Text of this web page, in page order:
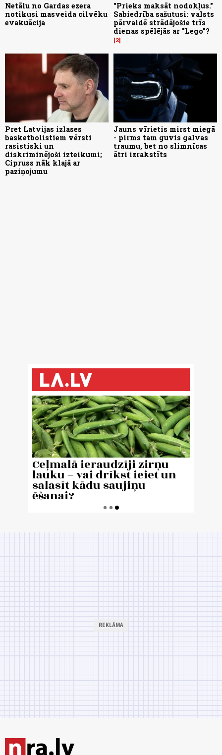
Netālu no Gardas ezera
notikusi masveida cilvēku
evakuācija
"Prieks maksāt nodokļus."
Sabiedrība sašutusi: valsts
pārvaldē strādājošie trīs
dienas spēlējās ar "Lego"?
2
Pret Latvijas izlases
basketbolistiem vērsti
rasistiski un
diskriminējoši izteikumi;
Cipruss nāk klajā ar
paziņojumu
Jauns vīrietis mirst miegā
- pirms tam guvis galvas
traumu, bet no slimnīcas
ātri izrakstīts